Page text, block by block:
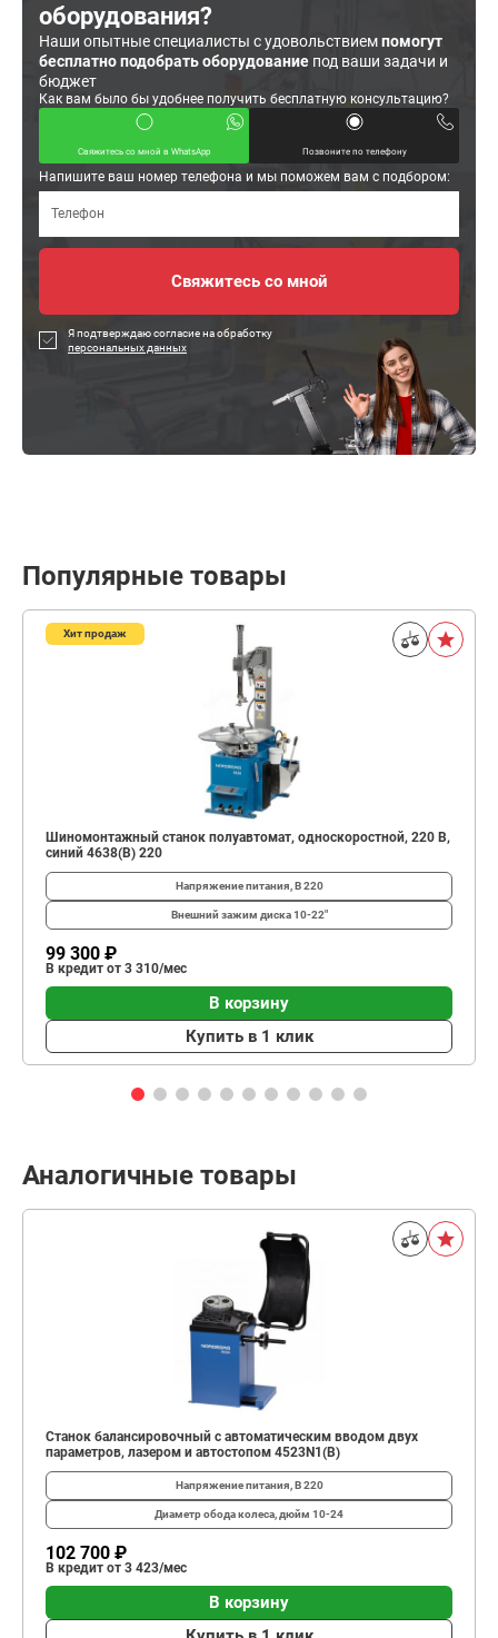
оборудования?
Наши опытные специалисты с удовольствиемпомогут
бесплатно подобрать оборудование под ваши задачи и
бюджет
Как вам было бы удобнее получить бесплатную консультацию?
Свяжитесь со мной в WhatsApp Позвоните по телефону
Напишите ваш номер телефона и мы поможем вам с подбором:
Я подтверждаю согласие на обработку
персональных данных
Популярные товары
Хит продаж
Шиномонтажный станок полуавтомат, односкоростной, 220 В,
синий 4638(B) 220
Напряжение питания, В220
Внешний зажим диска10-22"
99 300 ₽
В кредит от 3 310/мес
В корзину
Купить в 1 клик
Аналогичные товары
Станок балансировочный с автоматическим вводом двух
параметров, лазером и автостопом 4523N1(B)
Напряжение питания, В220
Диаметр обода колеса, дюйм 10-24
102 700 ₽
В кредит от 3 423/мес
В корзину